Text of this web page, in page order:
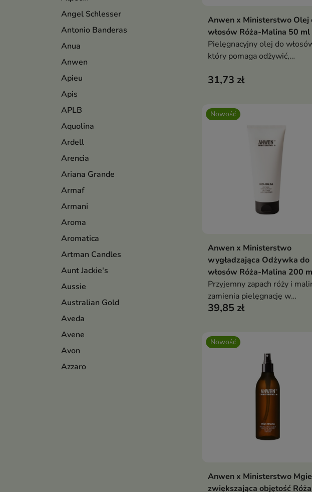
Angel Schlesser
Antonio Banderas
Anua
Anwen
Apieu
Apis
APLB
Aquolina
Ardell
Arencia
Ariana Grande
Armaf
Armani
Aroma
Aromatica
Artman Candles
Aunt Jackie's
Aussie
Australian Gold
Aveda
Avene
Avon
Azzaro
Dodaj do
Anwen x Ministerstwo Olej
włosów Róża-Malina 50 ml
Pielęgnacyjny olej do
który pomaga odżywić,
przed przesuszeniem.
31,73 zł
Nowość
Dodaj do koszyka
Anwen x Ministerstwo
wygładzająca Odżywka do
włosów Róża-Malina 200
Przyjemny zapach róży i
zamienia pielęgnację w
wyjątkowy rytuał.
39,85 zł
Nowość
Dodaj do
Anwen x Ministerstwo
zwiększająca objętość